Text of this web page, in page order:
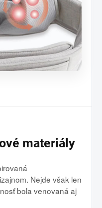
materiály
Nejde však len
bola venovaná aj